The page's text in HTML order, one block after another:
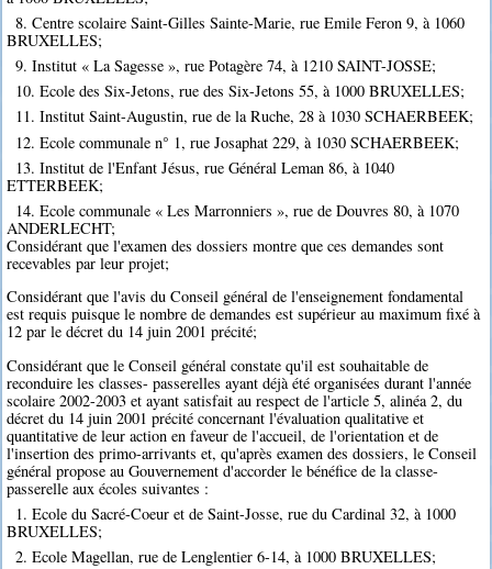
8. Centre scolaire Saint-Gilles Sainte-Marie, rue Emile Feron 9, à 1060
BRUXELLES;
9. Institut « La Sagesse », rue Potagère 74, à 1210 SAINT-JOSSE;
10. Ecole des Six-Jetons, rue des Six-Jetons 55, à 1000 BRUXELLES;
11. Institut Saint-Augustin, rue de la Ruche, 28 à 1030 SCHAERBEEK;
12. Ecole communale n° 1, rue Josaphat 229, à 1030 SCHAERBEEK;
13. Institut de l'Enfant Jésus, rue Général Leman 86, à 1040
ETTERBEEK;
14. Ecole communale « Les Marronniers », rue de Douvres 80, à 1070
ANDERLECHT;
Considérant que l'examen des dossiers montre que ces demandes sont
recevables par leur projet;
Considérant que l'avis du Conseil général de l'enseignement fondamental
est requis puisque le nombre de demandes est supérieur au maximum fixé à
12 par le décret du 14 juin 2001 précité;
Considérant que le Conseil général constate qu'il est souhaitable de
reconduire les classes- passerelles ayant déjà été organisées durant l'année
scolaire 2002-2003 et ayant satisfait au respect de l'article 5, alinéa 2, du
décret du 14 juin 2001 précité concernant l'évaluation qualitative et
quantitative de leur action en faveur de l'accueil, de l'orientation et de
l'insertion des primo-arrivants et, qu'après examen des dossiers, le Conseil
général propose au Gouvernement d'accorder le bénéfice de la classe-
passerelle aux écoles suivantes :
1. Ecole du Sacré-Coeur et de Saint-Josse, rue du Cardinal 32, à 1000
BRUXELLES;
2. Ecole Magellan, rue de Lenglentier 6-14, à 1000 BRUXELLES;